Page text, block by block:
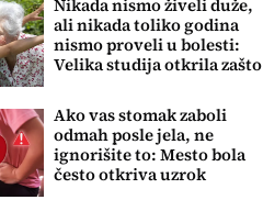
Nikada nismo živeli duže,
ali nikada toliko godina
nismo proveli u bolesti:
Velika studija otkrila zašto
Ako vas stomak zaboli
odmah posle jela, ne
ignorišite to: Mesto bola
često otkriva uzrok